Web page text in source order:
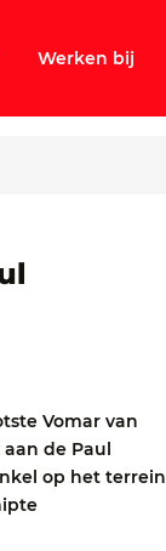
Werken bij
Vomar van
de Paul
op het terrein